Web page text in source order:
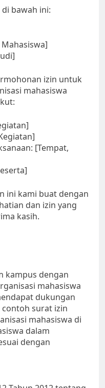
bawah ini:
izin untuk
mahasiswa
[Tempat,
ini kami buat dengan
dan izin yang
kasih.
kampus dengan
mahasiswa
dukungan
contoh surat izin
mahasiswa di
dalam
dengan